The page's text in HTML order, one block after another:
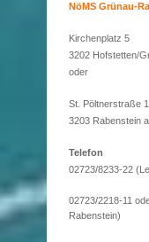
NöMS Grünau-
Kirchenplatz 5
3202 Hofstetten/
oder
St. Pöltnerstraße
3203 Rabenstein
Telefon
02723/8233-22
02723/2218-11
Rabenstein)